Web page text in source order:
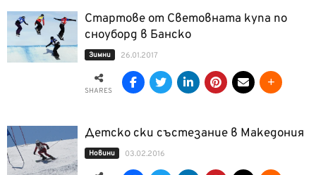
Стартове от Световната купа по
сноуборд в Банско
Зимни 26.01.2017
SHARES
Детско ски състезание в Македония
Новини 03.02.2016